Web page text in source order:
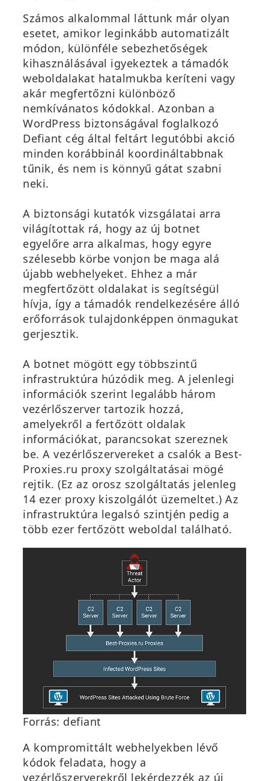
Számos alkalommal láttunk már olyan
esetet, amikor leginkább automatizált
módon, különféle sebezhetőségek
kihasználásával igyekeztek a támadók
weboldalakat hatalmukba keríteni vagy
akár megfertőzni különböző
nemkívánatos kódokkal. Azonban a
WordPress biztonságával foglalkozó
Defiant cég által feltárt legutóbbi akció
minden korábbinál koordináltabbnak
tűnik, és nem is könnyű gátat szabni
neki.
A biztonsági kutatók vizsgálatai arra
világítottak rá, hogy az új botnet
egyelőre arra alkalmas, hogy egyre
szélesebb körbe vonjon be maga alá
újabb webhelyeket. Ehhez a már
megfertőzött oldalakat is segítségül
hívja, így a támadók rendelkezésére álló
erőforrások tulajdonképpen önmagukat
gerjesztik.
A botnet mögött egy többszintű
infrastruktúra húzódik meg. A jelenlegi
információk szerint legalább három
vezérlőszerver tartozik hozzá,
amelyekről a fertőzött oldalak
információkat, parancsokat szereznek
be. A vezérlőszervereket a csalók a Best-
Proxies.ru proxy szolgáltatásai mögé
rejtik. (Ez az orosz szolgáltatás jelenleg
14 ezer proxy kiszolgálót üzemeltet.) Az
infrastruktúra legalsó szintjén pedig a
több ezer fertőzött weboldal található.
Forrás: defiant
A kompromittált webhelyekben lévő
kódok feladata, hogy a
vezérlőszerverekről lekérdezzék az új